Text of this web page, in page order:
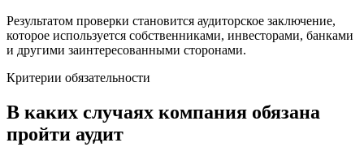
Результатом проверки становится аудиторское заключение,
которое используется собственниками, инвесторами, банками
и другими заинтересованными сторонами.
Критерии обязательности
В каких случаях компания обязана
пройти аудит